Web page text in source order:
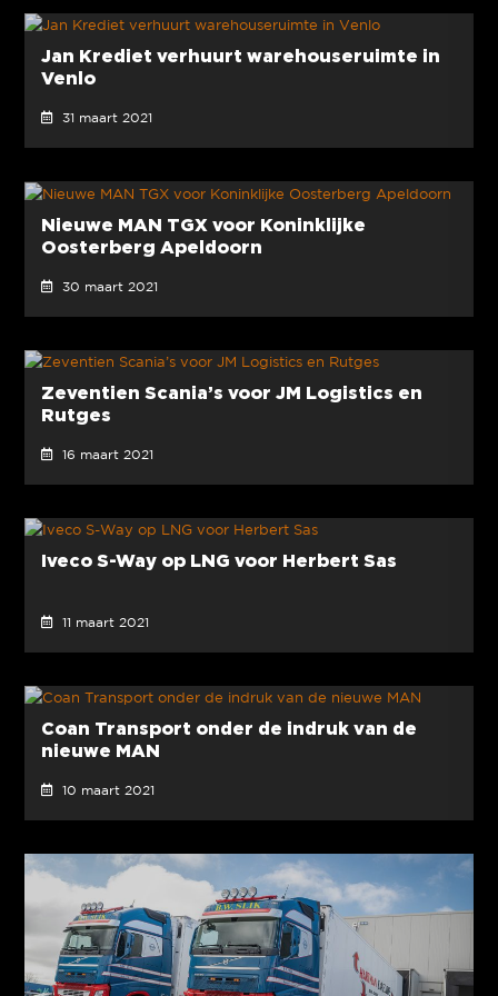
Jan Krediet verhuurt warehouseruimte in
Venlo
31 maart 2021
Nieuwe MAN TGX voor Koninklijke
Oosterberg Apeldoorn
30 maart 2021
Zeventien Scania’s voor JM Logistics en
Rutges
16 maart 2021
Iveco S-Way op LNG voor Herbert Sas
11 maart 2021
Coan Transport onder de indruk van de
nieuwe MAN
10 maart 2021